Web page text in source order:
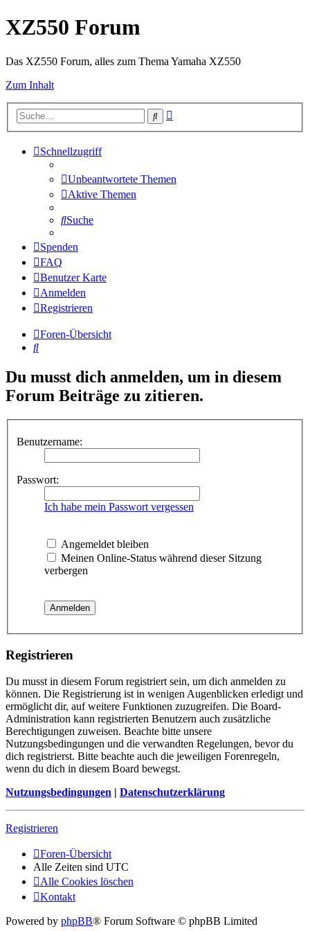
XZ550 Forum
Das XZ550 Forum, alles zum Thema Yamaha XZ550
Zum Inhalt
Suche
Schnellzugriff
Unbeantwortete Themen
Aktive Themen
Suche
Spenden
FAQ
Benutzer Karte
Anmelden
Registrieren
Foren-Übersicht
Suche
Du musst dich anmelden, um in diesem
Forum Beiträge zu zitieren.
Benutzername:
Passwort:
Ich habe mein Passwort vergessen
Angemeldet bleiben
Meinen Online-Status während dieser Sitzung
verbergen
Registrieren
Du musst in diesem Forum registriert sein, um dich anmelden zu
können. Die Registrierung ist in wenigen Augenblicken erledigt und
ermöglicht dir, auf weitere Funktionen zuzugreifen. Die Board-
Administration kann registrierten Benutzern auch zusätzliche
Berechtigungen zuweisen. Beachte bitte unsere
Nutzungsbedingungen und die verwandten Regelungen, bevor du
dich registrierst. Bitte beachte auch die jeweiligen Forenregeln,
wenn du dich in diesem Board bewegst.
Nutzungsbedingungen | Datenschutzerklärung
Registrieren
Foren-Übersicht
Alle Zeiten sind UTC
Alle Cookies löschen
Kontakt
Powered by phpBB® Forum Software © phpBB Limited